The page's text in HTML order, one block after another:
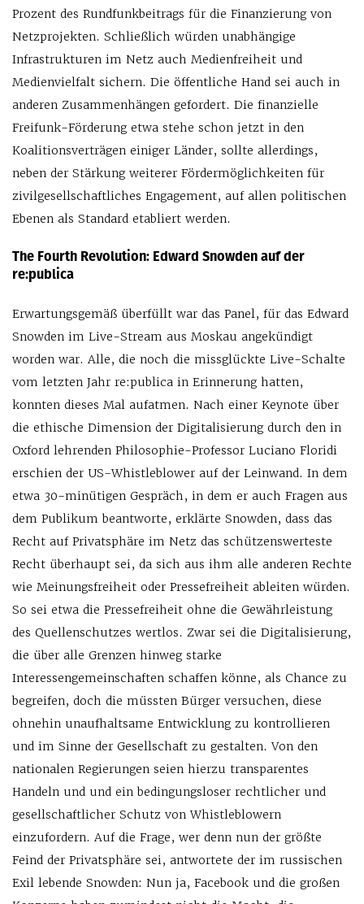
Prozent des Rundfunkbeitrags für die Finanzierung von
Netzprojekten. Schließlich würden unabhängige
Infrastrukturen im Netz auch Medienfreiheit und
Medienvielfalt sichern. Die öffentliche Hand sei auch in
anderen Zusammenhängen gefordert. Die finanzielle
Freifunk-Förderung etwa stehe schon jetzt in den
Koalitionsverträgen einiger Länder, sollte allerdings,
neben der Stärkung weiterer Fördermöglichkeiten für
zivilgesellschaftliches Engagement, auf allen politischen
Ebenen als Standard etabliert werden.
The Fourth Revolution: Edward Snowden auf der
re:publica
Erwartungsgemäß überfüllt war das Panel, für das Edward
Snowden im Live-Stream aus Moskau angekündigt
worden war. Alle, die noch die missglückte Live-Schalte
vom letzten Jahr re:publica in Erinnerung hatten,
konnten dieses Mal aufatmen. Nach einer Keynote über
die ethische Dimension der Digitalisierung durch den in
Oxford lehrenden Philosophie-Professor Luciano Floridi
erschien der US-Whistleblower auf der Leinwand. In dem
etwa 30-minütigen Gespräch, in dem er auch Fragen aus
dem Publikum beantworte, erklärte Snowden, dass das
Recht auf Privatsphäre im Netz das schützenswerteste
Recht überhaupt sei, da sich aus ihm alle anderen Rechte
wie Meinungsfreiheit oder Pressefreiheit ableiten würden.
So sei etwa die Pressefreiheit ohne die Gewährleistung
des Quellenschutzes wertlos. Zwar sei die Digitalisierung,
die über alle Grenzen hinweg starke
Interessengemeinschaften schaffen könne, als Chance zu
begreifen, doch die müssten Bürger versuchen, diese
ohnehin unaufhaltsame Entwicklung zu kontrollieren
und im Sinne der Gesellschaft zu gestalten. Von den
nationalen Regierungen seien hierzu transparentes
Handeln und und ein bedingungsloser rechtlicher und
gesellschaftlicher Schutz von Whistleblowern
einzufordern. Auf die Frage, wer denn nun der größte
Feind der Privatsphäre sei, antwortete der im russischen
Exil lebende Snowden: Nun ja, Facebook und die großen